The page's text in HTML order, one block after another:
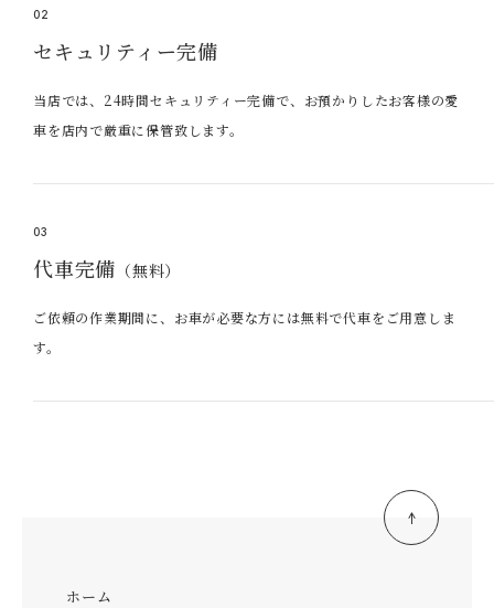
02
セキュリティー完備
当店では、24時間セキュリティー完備で、お預かりしたお客様の愛
車を店内で厳重に保管致します。
03
代車完備 （無料）
ご依頼の作業期間に、お車が必要な方には無料で代車をご用意しま
す。
ホーム